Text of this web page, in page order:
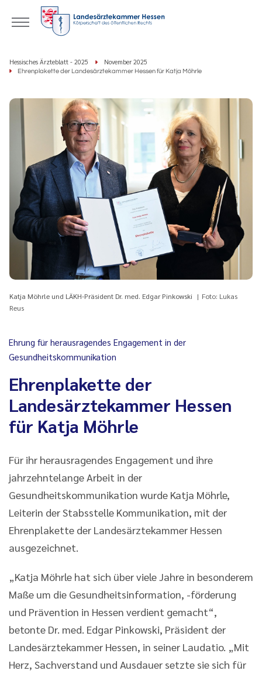
Hessisches Ärzteblatt - 2025 November 2025
Ehrenplakette der Landesärztekammer Hessen für Katja Möhrle
Katja Möhrle und LÄKH-Präsident Dr. med. Edgar Pinkowski
Foto: Lukas
Reus
Ehrung für herausragendes Engagement in der
Gesundheitskommunikation
Ehrenplakette der
Landesärztekammer Hessen
für Katja Möhrle
Für ihr herausragendes Engagement und ihre
jahrzehntelange Arbeit in der
Gesundheitskommunikation wurde Katja Möhrle,
Leiterin der Stabsstelle Kommunikation, mit der
Ehrenplakette der Landesärztekammer Hessen
ausgezeichnet.
„Katja Möhrle hat sich über viele Jahre in besonderem
Maße um die Gesundheitsinformation, -förderung
und Prävention in Hessen verdient gemacht“,
betonte Dr. med. Edgar Pinkowski, Präsident der
Landesärztekammer Hessen, in seiner Laudatio. „Mit
Herz, Sachverstand und Ausdauer setzte sie sich für